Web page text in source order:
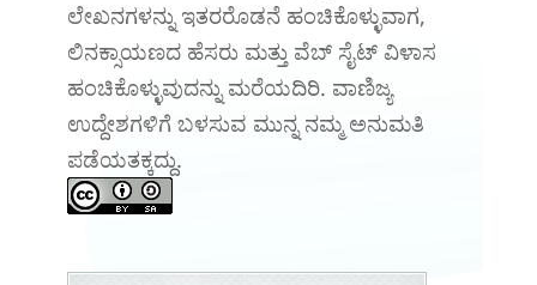
ಲೇಖನಗಳನ್ನು ಇತರರೊಡನೆ ಹಂಚಿಕೊಳ್ಳುವಾಗ,
ಲಿನಕ್ಸಾಯಣದ ಹೆಸರು ಮತ್ತು ವೆಬ್ ಸೈಟ್ ವಿಳಾಸ
ಹಂಚಿಕೊಳ್ಳುವುದನ್ನು ಮರೆಯದಿರಿ. ವಾಣಿಜ್ಯ
ಉದ್ದೇಶಗಳಿಗೆ ಬಳಸುವ ಮುನ್ನ ನಮ್ಮ ಅನುಮತಿ
ಪಡೆಯತಕ್ಕದ್ದು.